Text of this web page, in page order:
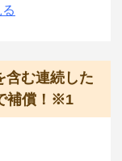
含む連続した
補償！※1